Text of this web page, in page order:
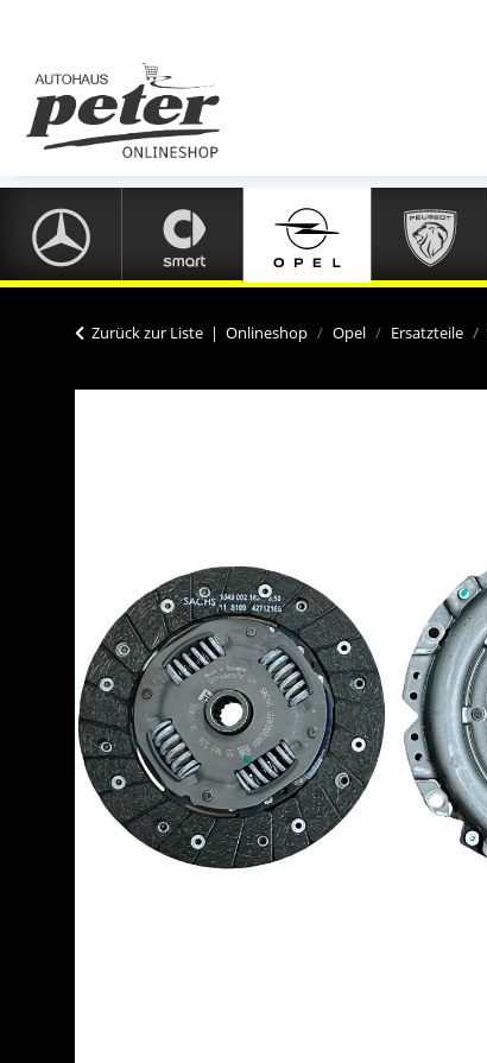
Zurück zur Liste Onlineshop Opel Ersatzteile